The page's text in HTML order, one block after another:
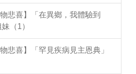
悲喜】「在異鄉，我體驗到
（1）
悲喜】「罕見疾病見主恩典」